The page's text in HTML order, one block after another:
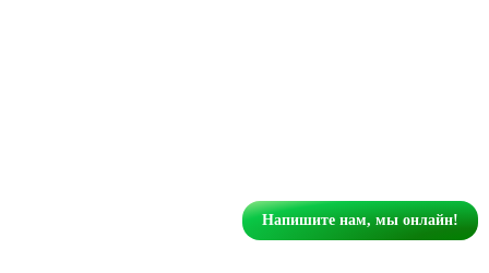
Напишите нам, мы онлайн!